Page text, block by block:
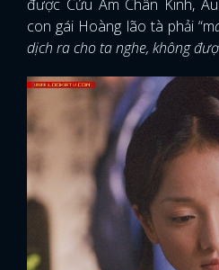
được Cửu Âm Chân Kinh,
con gái Hoàng lão tà phải “m
dịch ra cho ta nghe, không